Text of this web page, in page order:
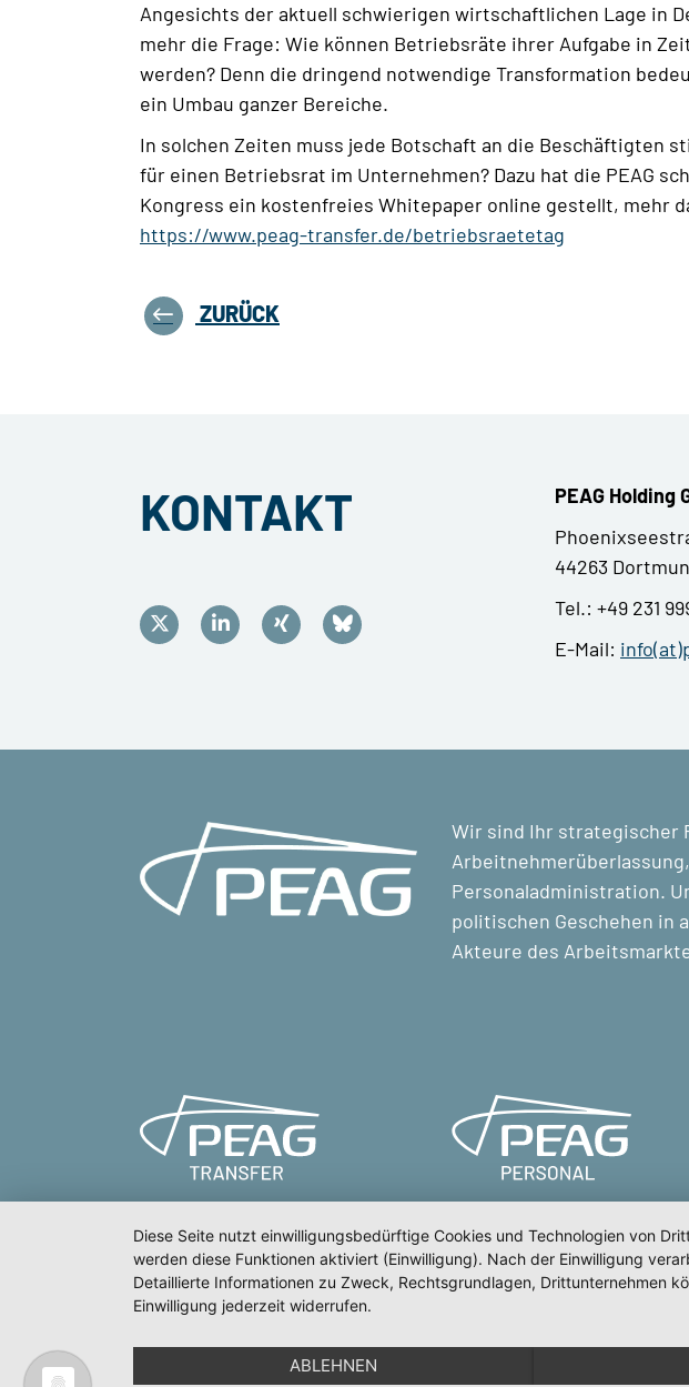
Angesichts der aktuell schwierigen wirtschaftlichen Lage in
mehr die Frage: Wie können Betriebsräte ihrer Aufgabe in
werden? Denn die dringend notwendige Transformation
ein Umbau ganzer Bereiche.
In solchen Zeiten muss jede Botschaft an die Beschäftigten
für einen Betriebsrat im Unternehmen? Dazu hat die PEAG
Kongress ein kostenfreies Whitepaper online gestellt, mehr
https://www.peag-transfer.de/betriebsraetetag
ZURÜCK
KONTAKT
PEAG Holding
44263
Tel.: +49 231
E-Mail:
Wir sind Ihr strategischer
Personaladministration.
politischen Geschehen in
Akteure des
Meldeportal Test Impressum
Diese Seite nutzt einwilligungsbedürftige Cookies und Technologien von
werden diese Funktionen aktiviert (Einwilligung). Nach der Einwilligung
Detaillierte Informationen zu Zweck, Rechtsgrundlagen, Drittunternehmen
Einwilligung jederzeit widerrufen.
ABLEHNEN